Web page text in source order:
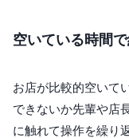
空いている時間
お店が比較的空いて
できないか先輩や店
に触れて操作を繰り